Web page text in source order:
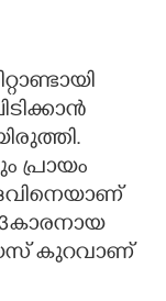
പ്രായം
കുറവാണ്